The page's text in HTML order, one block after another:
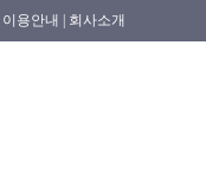
이용안내 | 회사소개